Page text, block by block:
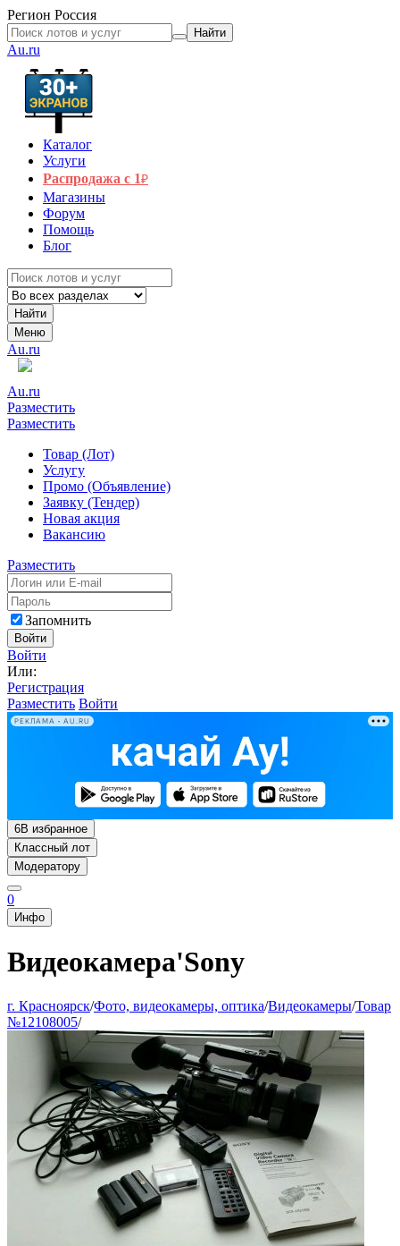
Регион Россия
Найти
Au.ru
Каталог
Услуги
Распродажа с 1₽
Магазины
Форум
Помощь
Блог
Найти
Меню
Au.ru
Au.ru
Разместить
Разместить
Товар (Лот)
Услугу
Промо (Объявление)
Заявку (Тендер)
Новая акция
Вакансию
Разместить
Запомнить
Войти
Войти
Или:
Регистрация
Разместить Войти
РЕКЛАМА • AU.RU
6В избранное
Классный лот
Модератору
0
Инфо
Видеокамера'Sony
г. Красноярск/Фото, видеокамеры, оптика/Видеокамеры/Товар
№12108005/